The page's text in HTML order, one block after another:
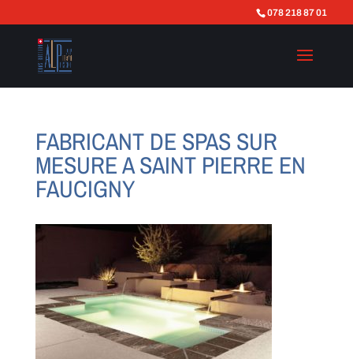
078 218 87 01
FABRICANT DE SPAS SUR
MESURE A SAINT PIERRE EN
FAUCIGNY